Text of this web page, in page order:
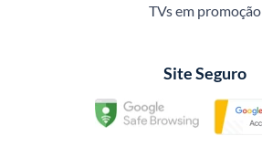
TVs em promoção
Site Seguro